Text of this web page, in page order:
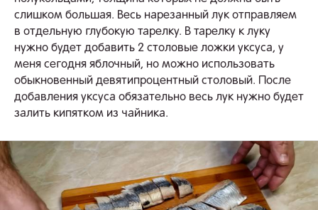
слишком большая. Весь нарезанный лук отправляем
в отдельную глубокую тарелку. В тарелку к луку
нужно будет добавить 2 столовые ложки уксуса, у
меня сегодня яблочный, но можно использовать
обыкновенный девятипроцентный столовый. После
добавления уксуса обязательно весь лук нужно будет
залить кипятком из чайника.